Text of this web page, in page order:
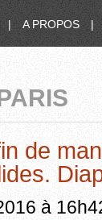
| A PROPOS |
de
à